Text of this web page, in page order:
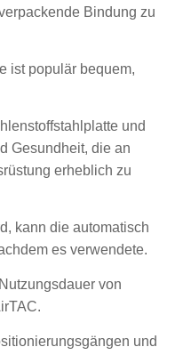
Bindung zu
ist populär bequem,
und
Gesundheit, die an
erheblich zu
kann die automatisch
es verwendete.
von
und